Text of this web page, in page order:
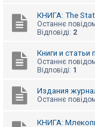
КНИГА: The
Останнє
Відповіді: 2
Книги и статьи
Останнє
Відповіді: 1
Издания
Останнє
КНИГА: